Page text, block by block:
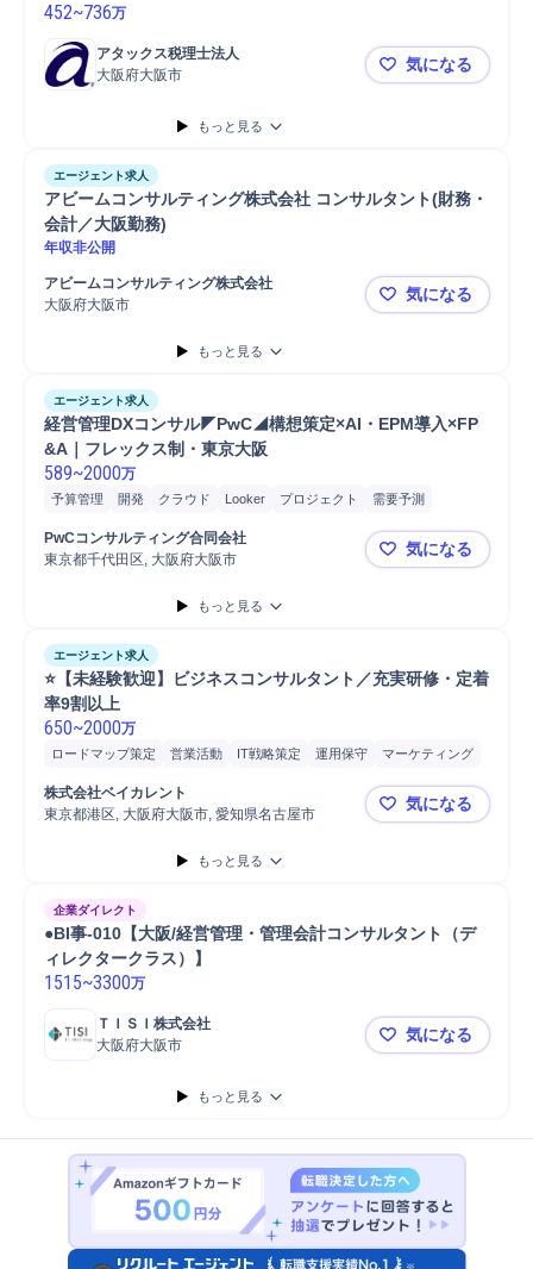
プロジェクト企画提案
新規事業立案
452~736万
アタックス税理士法人
大阪府大阪市
【大阪/税
気になる
もっと見る
エージェント求人
アビームコンサルティング株式会社 コンサルタント(財務・
会計／大阪勤務)
年収非公開
アビームコンサルティング株式会社
大阪府大阪市
アビームコ
気になる
もっと見る
エージェント求人
経営管理DXコンサル◤PwC◢構想策定×AI・EPM導入×FP
&A｜フレックス制・東京大阪
589~2000万
予算管理 開発 クラウド Looker プロジェクト
需要予測
BIツール
最新テクノロジー
システム開発
PwCコンサルティング合同会社
東京都千代田区, 大阪府大阪市
経営管理
気になる
もっと見る
エージェント求人
⭐️【未経験歓迎】ビジネスコンサルタント／充実研修・定着
率9割以上
650~2000万
ロードマップ策定 営業活動 IT戦略策定 運用保守
マーケティング
プロジェクト
IT戦略立案
コンサルティング業務 購買/調達 戦略立案
新規事業
自動車 営業 要件定義
株式会社ベイカレント
東京都港区, 大阪府大阪市, 愛知県名古屋市
⭐️【未経験
気になる
もっと見る
企業ダイレクト
●BI事-010【大阪/経営管理・管理会計コンサルタント（デ
ィレクタークラス）】
1515~3300万
ＴＩＳＩ株式会社
大阪府大阪市
●BI事-010
気になる
もっと見る